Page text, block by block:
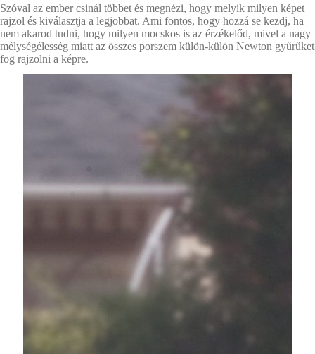
Szóval az ember csinál többet és megnézi, hogy melyik milyen képet
rajzol és kiválasztja a legjobbat. Ami fontos, hogy hozzá se kezdj, ha
nem akarod tudni, hogy milyen mocskos is az érzékelőd, mivel a nagy
mélységélesség miatt az összes porszem külön-külön Newton gyűrűket
fog rajzolni a képre.